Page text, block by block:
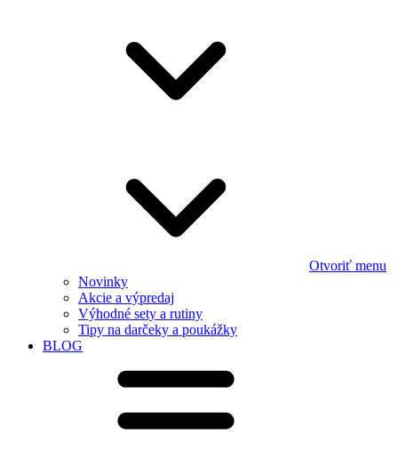
Otvoriť menu
Novinky
Akcie a výpredaj
Výhodné sety a rutiny
Tipy na darčeky a poukážky
BLOG